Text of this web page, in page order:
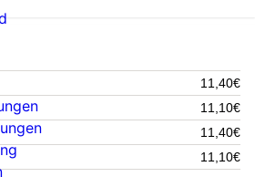
11,40€
11,10€
11,40€
11,10€